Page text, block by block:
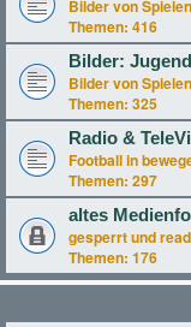
Bilder von
Themen: 416
Bilder:
Bilder von
Themen: 325
Radio &
Football in
Themen: 297
altes
gesperrt und
Themen: 176